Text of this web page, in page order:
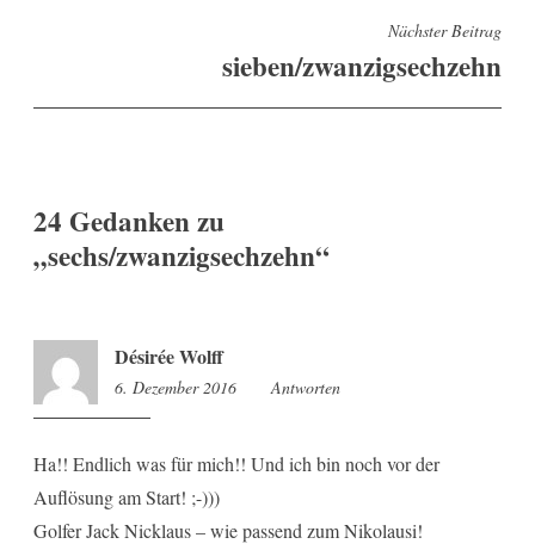
Nächster Beitrag
sieben/zwanzigsechzehn
24 Gedanken zu
„sechs/zwanzigsechzehn“
Désirée Wolff
6. Dezember 2016 9:22
Antworten
Ha!! Endlich was für mich!! Und ich bin noch vor der
Auflösung am Start! ;-)))
Golfer Jack Nicklaus – wie passend zum Nikolausi!